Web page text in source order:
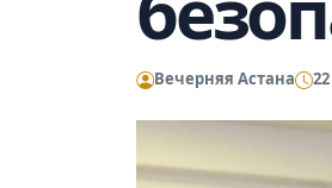
Вечерняя Астана